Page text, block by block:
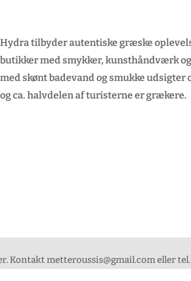
Hydra tilbyder autentiske græske
butikker med smykker, kunsthåndværk
med skønt badevand og smukke
og ca. halvdelen af turisterne er grækere.
Kontakt metteroussis@gmail.com eller